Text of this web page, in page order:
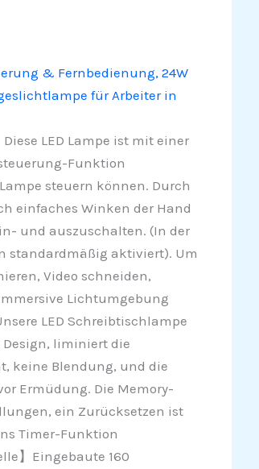
& Fernbedienung, 24W
für Arbeiter in
LED Lampe ist mit einer
Funktion
steuern können. Durch
einfaches Winken der Hand
und auszuschalten. (In der
standardmäßig aktiviert). Um
Video schneiden,
Lichtumgebung
LED Schreibtischlampe
liminiert die
keine Blendung, und die
Ermüdung. Die Memory-
ein Zurücksetzen ist
Timer-Funktion
】Eingebaute 160